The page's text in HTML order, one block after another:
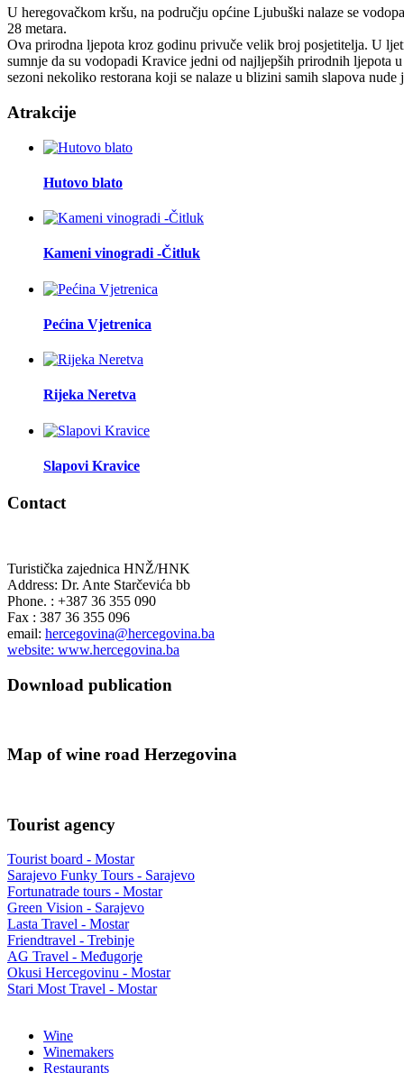
U heregovačkom kršu, na području općine Ljubuški nalaze se
28 metara.
Ova prirodna ljepota kroz godinu privuče velik broj posjetitelja. U
sumnje da su vodopadi Kravice jedni od najljepših prirodnih ljepota
sezoni nekoliko restorana koji se nalaze u blizini samih slapova
Atrakcije
Hutovo blato
Kameni vinogradi -Čitluk
Pećina Vjetrenica
Rijeka Neretva
Slapovi Kravice
Contact
Turistička zajednica HNŽ/HNK
Address: Dr. Ante Starčevića bb
Phone. : +387 36 355 090
Fax : 387 36 355 096
email: hercegovina@hercegovina.ba
website: www.hercegovina.ba
Download publication
Map of wine road Herzegovina
Tourist agency
Tourist board - Mostar
Sarajevo Funky Tours - Sarajevo
Fortunatrade tours - Mostar
Green Vision - Sarajevo
Lasta Travel - Mostar
Friendtravel - Trebinje
AG Travel - Međugorje
Okusi Hercegovinu - Mostar
Stari Most Travel - Mostar
Wine
Winemakers
Restaurants